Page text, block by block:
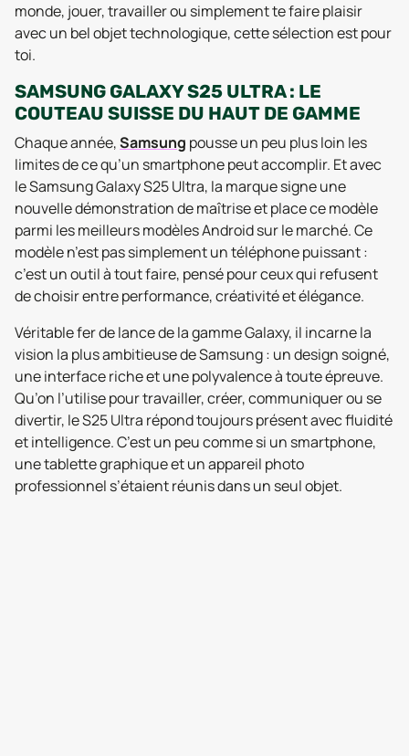
monde, jouer, travailler ou simplement te faire plaisir
avec un bel objet technologique, cette sélection est pour
toi.
SAMSUNG GALAXY S25 ULTRA : LE
COUTEAU SUISSE DU HAUT DE GAMME
Chaque année,Samsung pousse un peu plus loin les
limites de ce qu’un smartphone peut accomplir. Et avec
le Samsung Galaxy S25 Ultra, la marque signe une
nouvelle démonstration de maîtrise et place ce modèle
parmi les meilleurs modèles Android sur le marché. Ce
modèle n’est pas simplement un téléphone puissant :
c’est un outil à tout faire, pensé pour ceux qui refusent
de choisir entre performance, créativité et élégance.
Véritable fer de lance de la gamme Galaxy, il incarne la
vision la plus ambitieuse de Samsung : un design soigné,
une interface riche et une polyvalence à toute épreuve.
Qu’on l’utilise pour travailler, créer, communiquer ou se
divertir, le S25 Ultra répond toujours présent avec fluidité
et intelligence. C’est un peu comme si un smartphone,
une tablette graphique et un appareil photo
professionnel s’étaient réunis dans un seul objet.